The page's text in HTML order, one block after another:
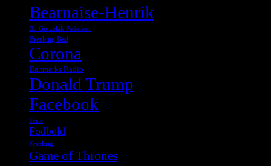
Bearnaise-Henrik
Bo Gorzelak Pedersen
Breaking Bad
Corona
Danmarks Radio
Donald Trump
Facebook
Ferie
Fodbold
Frankrig
Game of Thrones